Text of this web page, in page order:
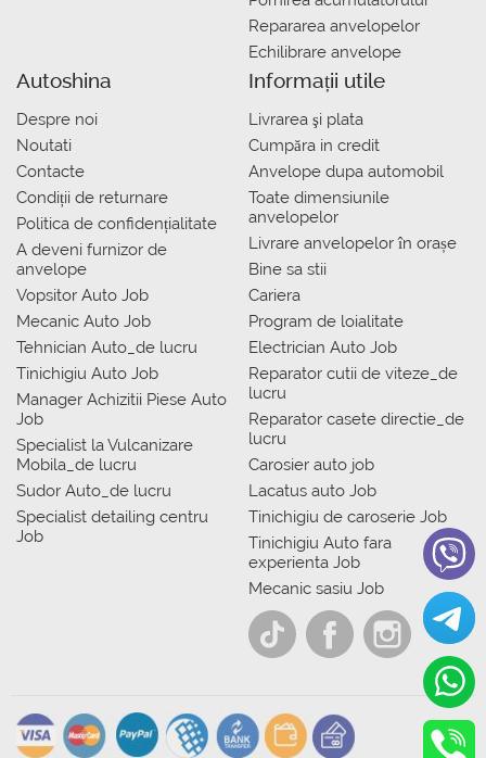
Repararea anvelopelor
Echilibrare anvelope
Autoshina
Despre noi
Noutati
Contacte
Condiții de returnare
Politica de confidențialitate
A deveni furnizor de
anvelope
Vopsitor Auto Job
Mecanic Auto Job
Tehnician Auto_de lucru
Tinichigiu Auto Job
Manager Achizitii Piese Auto
Job
Specialist la Vulcanizare
Mobila_de lucru
Sudor Auto_de lucru
Specialist detailing centru
Job
Informații utile
Livrarea şi plata
Сumpăra in credit
Anvelope dupa automobil
Toate dimensiunile
anvelopelor
Livrare anvelopelor în orașe
Bine sa stii
Cariera
Program de loialitate
Electrician Auto Job
Reparator cutii de viteze_de
lucru
Reparator casete directie_de
lucru
Carosier auto job
Lacatus auto Job
Tinichigiu de caroserie Job
Tinichigiu Auto fara
experienta Job
Mecanic sasiu Job